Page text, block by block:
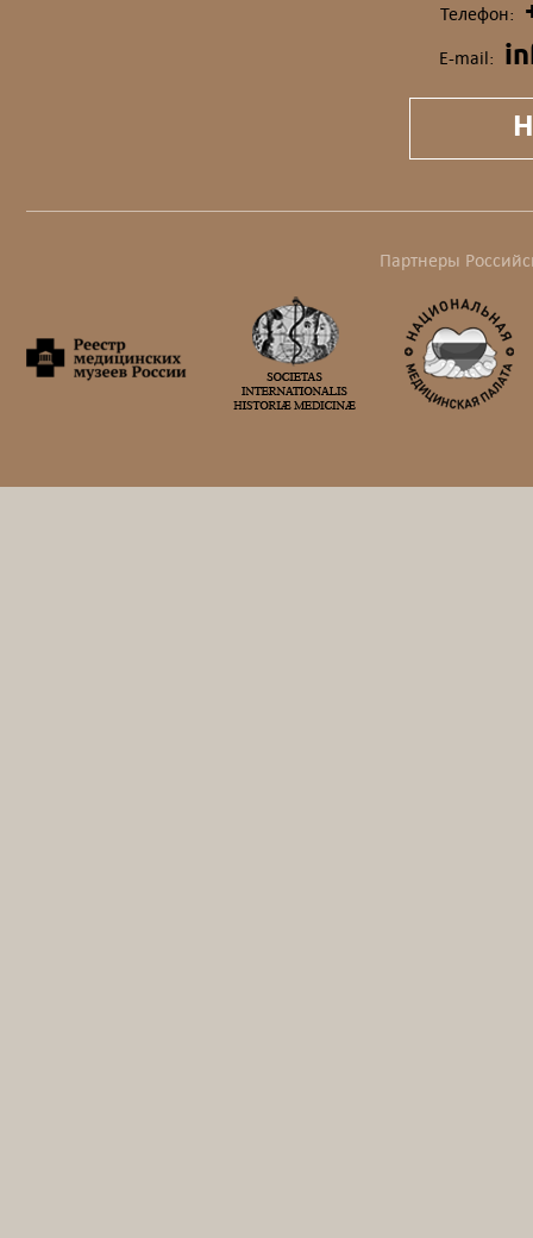
Телефон:
E-mail:
Партнеры